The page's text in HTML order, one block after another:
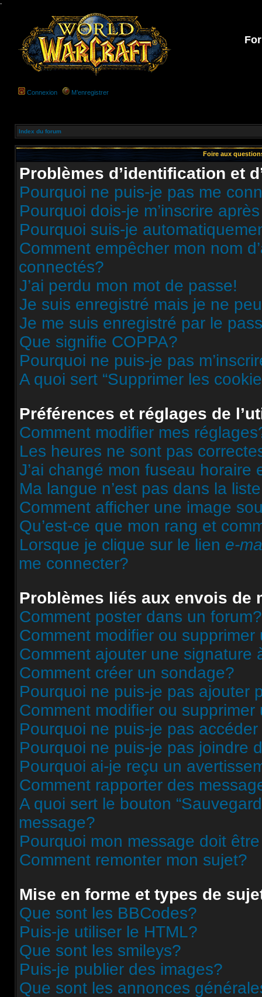
-
Connexion M’enregistrer
Index du forum
Foire aux
Problèmes d’identification et
Pourquoi ne puis-je pas me
Pourquoi dois-je m’inscrire
Pourquoi suis-je
Comment empêcher mon nom
connectés?
J’ai perdu mon mot de passe!
Je suis enregistré mais je ne
Je me suis enregistré par le
Que signifie COPPA?
Pourquoi ne puis-je pas
A quoi sert “Supprimer les
Préférences et réglages de
Comment modifier mes
Les heures ne sont pas
J’ai changé mon fuseau horaire
Ma langue n’est pas dans la
Comment afficher une image
Qu’est-ce que mon rang et
Lorsque je clique sur le lien e-
me connecter?
Problèmes liés aux envois de
Comment poster dans un forum?
Comment modifier ou supprimer
Comment ajouter une signature
Comment créer un sondage?
Pourquoi ne puis-je pas ajouter
Comment modifier ou supprimer
Pourquoi ne puis-je pas
Pourquoi ne puis-je pas joindre
Pourquoi ai-je reçu un
Comment rapporter des
A quoi sert le bouton
message?
Pourquoi mon message doit
Comment remonter mon sujet?
Mise en forme et types de
Que sont les BBCodes?
Puis-je utiliser le HTML?
Que sont les smileys?
Puis-je publier des images?
Que sont les annonces